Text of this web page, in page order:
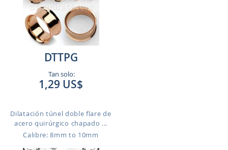
DTTPG
Tan solo:
1,29 US$
Dilatación túnel doble flare de
acero quirúrgico chapado ...
Calibre: 8mm to 10mm